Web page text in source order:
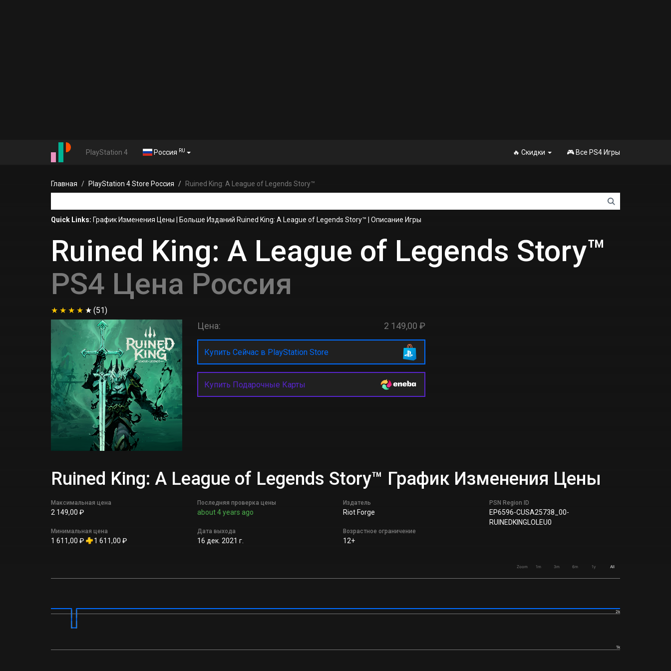
PlayStation 4 Россия RU 🔥 Скидки 🎮 Все PS4 Игры
Главная PlayStation 4 Store Россия Ruined King: A League of Legends Story™
Quick Links: График Изменения Цены Больше Изданий Ruined King: A League of Legends Story™ Описание Игры
Ruined King: A League of Legends Story™
PS4 Цена Россия
(51)
Цена: 2 149,00 ₽
Купить Сейчас в PlayStation Store
Купить Подарочные Карты
Ruined King: A League of Legends Story™ График Изменения Цены
Максимальная цена
2 149,00 ₽
Минимальная цена
1 611,00 ₽ 1 611,00 ₽
Последняя проверка цены
about 4 years ago
Дата выхода
16 дек. 2021 г.
Издатель
Riot Forge
Возрастное ограничение
12+
PSN Region ID
EP6596-CUSA25738_00-
RUINEDKINGLOLEU0
Zoom 1m 3m 6m 1y All
1k
2k